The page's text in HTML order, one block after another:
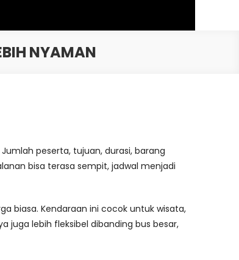
NYAMAN
peserta, tujuan, durasi, barang
bisa terasa sempit, jadwal menjadi
biasa. Kendaraan ini cocok untuk wisata,
juga lebih fleksibel dibanding bus besar,